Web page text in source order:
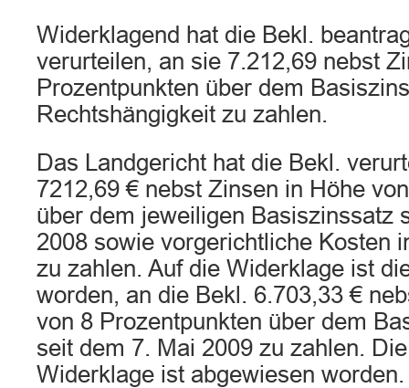
Widerklagend hat die Bekl.
verurteilen, an sie 7.212,69 nebst
Prozentpunkten über dem
Rechtshängigkeit zu zahlen.
Das Landgericht hat die Bekl.
7212,69 € nebst Zinsen in Höhe
über dem jeweiligen Basiszinssatz
2008 sowie vorgerichtliche Kosten
zu zahlen. Auf die Widerklage ist
worden, an die Bekl. 6.703,33 €
von 8 Prozentpunkten über dem
seit dem 7. Mai 2009 zu zahlen.
Widerklage ist abgewiesen worden.